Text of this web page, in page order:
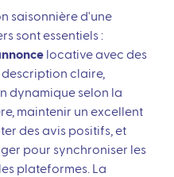
saisonnière d'une
sont essentiels :
locative avec des
claire,
dynamique selon la
maintenir un excellent
des avis positifs, et
pour synchroniser les
plateformes. La